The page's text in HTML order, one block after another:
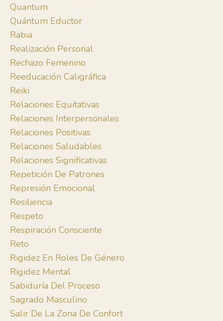
Quantum
Quántum Eductor
Rabia
Realización Personal
Rechazo Femenino
Reeducación Caligráfica
Reiki
Relaciones Equitativas
Relaciones Interpersonales
Relaciones Positivas
Relaciones Saludables
Relaciones Significativas
Repetición De Patrones
Represión Emocional
Resiliencia
Respeto
Respiración Consciente
Reto
Rigidez En Roles De Género
Rigidez Mental
Sabiduría Del Proceso
Sagrado Masculino
Salir De La Zona De Confort